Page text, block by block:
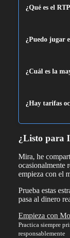
¿Qué es el
¿Puedo jugar
¿Cuál es la
¿Hay tarifas
¿Listo para
Mira, he
ocasionalmente
empieza con el
Prueba estas
pasa al dinero
Empieza con
Practica siempre
responsablemente